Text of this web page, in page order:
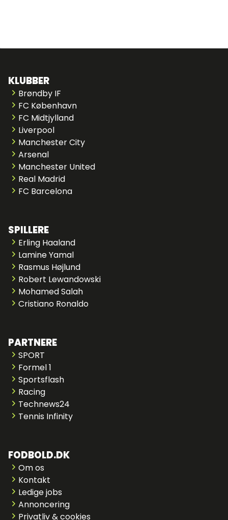
KLUBBER
Brøndby IF
FC København
FC Midtjylland
Liverpool
Manchester City
Arsenal
Manchester United
Real Madrid
FC Barcelona
SPILLERE
Erling Haaland
Lamine Yamal
Rasmus Højlund
Robert Lewandowski
Mohamed Salah
Cristiano Ronaldo
PARTNERE
SPORT
Formel 1
Sportsflash
Racing
Technews24
Tennis Infinity
FODBOLD.DK
Om os
Kontakt
Ledige jobs
Annoncering
Privatliv & cookies